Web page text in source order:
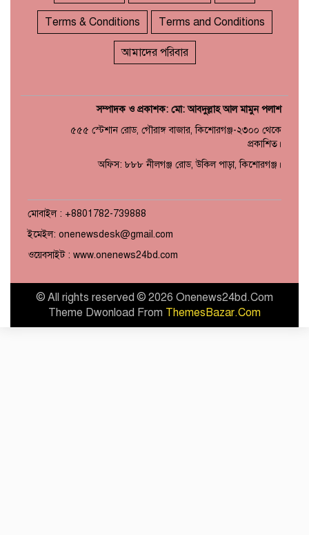
Terms & Conditions Terms and Conditions
আমাদের পরিবার
সম্পাদক ও প্রকাশক: মো: আবদুল্লাহ আল মামুন পলাশ
৫৫৫ স্টেশান রোড, গৌরাঙ্গ বাজার, কিশোরগঞ্জ-২৩০০ থেকে
প্রকাশিত।
অফিস: ৮৮৮ নীলগঞ্জ রোড, উকিল পাড়া, কিশোরগঞ্জ।
মোবাইল : +8801782-739888
ইমেইল: onenewsdesk@gmail.com
ওয়েবসাইট : www.onenews24bd.com
© All rights reserved © 2026 Onenews24bd.Com
Theme Dwonload From ThemesBazar.Com